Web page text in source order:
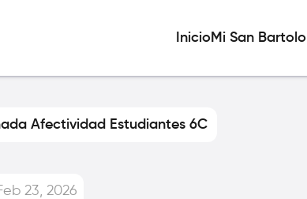
InicioMi San Bartolo
Afectividad Estudiantes 6C
23, 2026